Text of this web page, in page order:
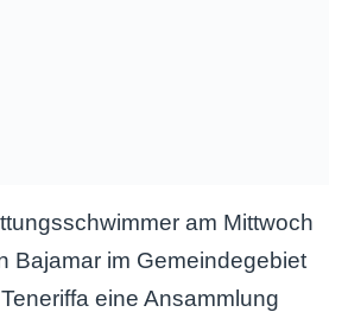
am Mittwoch
Bajamar im Gemeindegebiet
eine Ansammlung